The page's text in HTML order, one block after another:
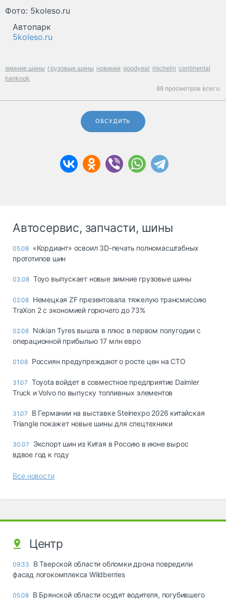
Фото: 5koleso.ru
Автопарк
5koleso.ru
зимние шины грузовые шины новинки goodyear michelin continental
hankook
88 просмотров всего.
ОБСУДИТЬ
Автосервис, запчасти, шины
05.08 «Кордиант» освоил 3D-печать полномасштабных
прототипов шин
03.08 Toyo выпускает новые зимние грузовые шины
02.08 Немецкая ZF презентовала тяжелую трансмиссию
TraXon 2 с экономией горючего до 73%
02.08 Nokian Tyres вышла в плюс в первом полугодии с
операционной прибылью 17 млн евро
01.08 Россиян предупреждают о росте цен на СТО
31.07 Toyota войдет в совместное предприятие Daimler
Truck и Volvo по выпуску топливных элементов
31.07
В Германии на выставке Steinexpo 2026 китайская
Triangle покажет новые шины для спецтехники
30.07
Экспорт шин из Китая в Россию в июне вырос
вдвое год к году
Все новости
Центр
09:33
В Тверской области обломки дрона повредили
фасад логокомплекса Wildberries
05.08 В Брянской области осудят водителя, погубившего